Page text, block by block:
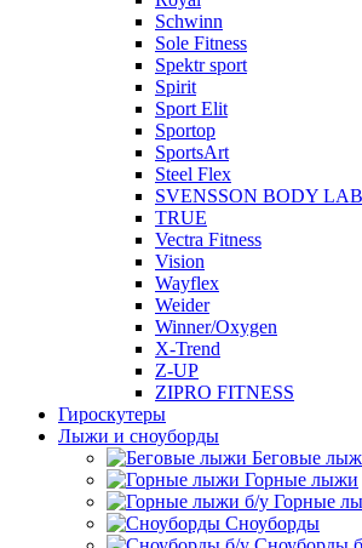
Schwinn
Sole Fitness
Spektr sport
Spirit
Sport Elit
Sportop
SportsArt
Steel Flex
SVENSSON BODY
TRUE
Vectra Fitness
Vision
Wayflex
Weider
Winner/Oxygen
X-Trend
Z-UP
ZIPRO FITNESS
Гироскутеры
Лыжи и сноуборды
Беговые
Горные лыжи
Горные
Сноуборды